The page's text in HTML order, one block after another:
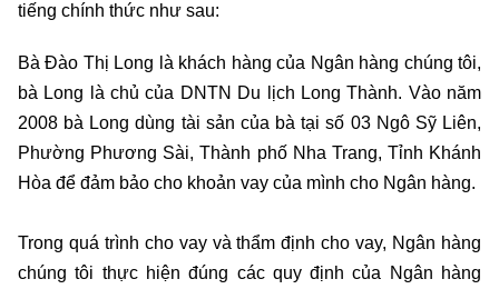
tiếng chính thức như sau:
Bà Đào Thị Long là khách hàng của Ngân hàng chúng tôi,
bà Long là chủ của DNTN Du lịch Long Thành. Vào năm
2008 bà Long dùng tài sản của bà tại số 03 Ngô Sỹ Liên,
Phường Phương Sài, Thành phố Nha Trang, Tỉnh Khánh
Hòa để đảm bảo cho khoản vay của mình cho Ngân hàng.
Trong quá trình cho vay và thẩm định cho vay, Ngân hàng
chúng tôi thực hiện đúng các quy định của Ngân hàng